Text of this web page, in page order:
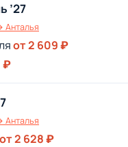
’27
Анталья
от 2 609 ₽
₽
Анталья
от 2 628 ₽